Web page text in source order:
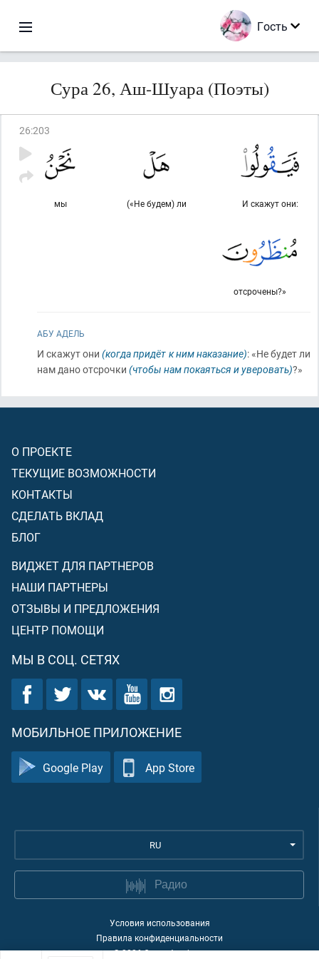
Гость
Сура 26, Аш-Шуара (Поэты)
26:203
И скажут они:
(«Не будем) ли
мы
отсрочены?»
АБУ АДЕЛЬ
И скажут они(когда придёт к ним наказание): «Не будет ли
нам дано отсрочки (чтобы нам покаяться и уверовать)?»
О ПРОЕКТЕ
ТЕКУЩИЕ ВОЗМОЖНОСТИ
КОНТАКТЫ
СДЕЛАТЬ ВКЛАД
БЛОГ
ВИДЖЕТ ДЛЯ ПАРТНЕРОВ
НАШИ ПАРТНЕРЫ
ОТЗЫВЫ И ПРЕДЛОЖЕНИЯ
ЦЕНТР ПОМОЩИ
МЫ В СОЦ. СЕТЯХ
МОБИЛЬНОЕ ПРИЛОЖЕНИЕ
Google Play App Store
RU
Радио
Условия использования
Правила конфиденциальности
©2026Quran Academy